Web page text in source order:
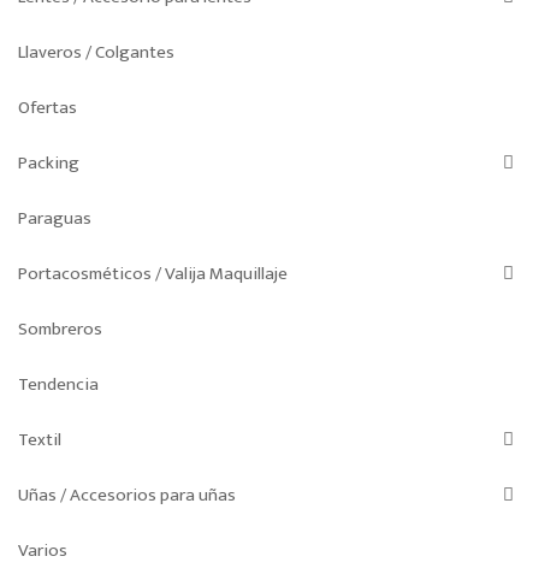
Llaveros / Colgantes
Ofertas
Packing
Paraguas
Portacosméticos / Valija Maquillaje
Sombreros
Tendencia
Textil
Uñas / Accesorios para uñas
Varios